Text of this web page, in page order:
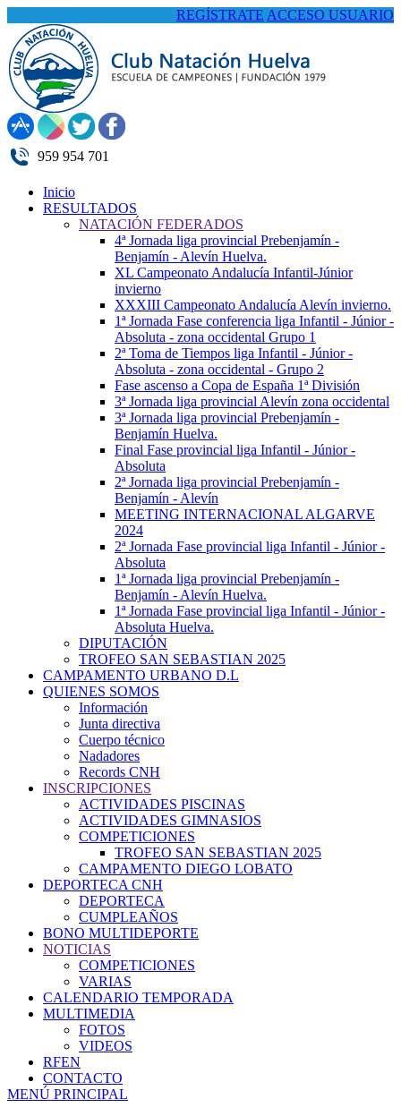
REGÍSTRATE ACCESO USUARIO
959 954 701
Inicio
RESULTADOS
NATACIÓN FEDERADOS
4ª Jornada liga provincial Prebenjamín -
Benjamín - Alevín Huelva.
XL Campeonato Andalucía Infantil-Júnior
invierno
XXXIII Campeonato Andalucía Alevín invierno.
1ª Jornada Fase conferencia liga Infantil - Júnior -
Absoluta - zona occidental Grupo 1
2ª Toma de Tiempos liga Infantil - Júnior -
Absoluta - zona occidental - Grupo 2
Fase ascenso a Copa de España 1ª División
3ª Jornada liga provincial Alevín zona occidental
3ª Jornada liga provincial Prebenjamín -
Benjamín Huelva.
Final Fase provincial liga Infantil - Júnior -
Absoluta
2ª Jornada liga provincial Prebenjamín -
Benjamín - Alevín
MEETING INTERNACIONAL ALGARVE
2024
2ª Jornada Fase provincial liga Infantil - Júnior -
Absoluta
1ª Jornada liga provincial Prebenjamín -
Benjamín - Alevín Huelva.
1ª Jornada Fase provincial liga Infantil - Júnior -
Absoluta Huelva.
DIPUTACIÓN
TROFEO SAN SEBASTIAN 2025
CAMPAMENTO URBANO D.L
QUIENES SOMOS
Información
Junta directiva
Cuerpo técnico
Nadadores
Records CNH
INSCRIPCIONES
ACTIVIDADES PISCINAS
ACTIVIDADES GIMNASIOS
COMPETICIONES
TROFEO SAN SEBASTIAN 2025
CAMPAMENTO DIEGO LOBATO
DEPORTECA CNH
DEPORTECA
CUMPLEAÑOS
BONO MULTIDEPORTE
NOTICIAS
COMPETICIONES
VARIAS
CALENDARIO TEMPORADA
MULTIMEDIA
FOTOS
VIDEOS
RFEN
CONTACTO
MENÚ PRINCIPAL